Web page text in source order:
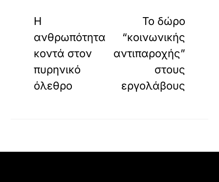
Η
ανθρωπότητα
κοντά στον
πυρηνικό
όλεθρο
Το δώρο
“κοινωνικής
αντιπαροχής”
στους
εργολάβους